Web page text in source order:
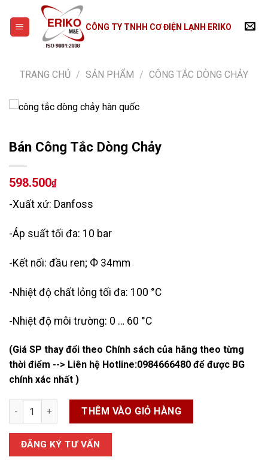
content
CÔNG TY TNHH CƠ ĐIỆN LẠNH ERIKO
TRANG CHỦ / SẢN PHẨM / CÔNG TẮC DÒNG CHẢY
Bán Công Tắc Dòng Chảy
598.500₫
-Xuất xứ: Danfoss
-Áp suất tối đa: 10 bar
-Kết nối: đầu ren; Ф 34mm
-Nhiệt độ chất lỏng tối đa: 100 °C
-Nhiệt độ môi trường: 0 … 60 °C
(Giá SP thay đổi theo Chính sách của hãng theo từng
thời điểm --> Liên hệ Hotline:0984666480 để được BG
chính xác nhất )
Bán Công Tắc Dòng Chảy số lượng
THÊM VÀO GIỎ HÀNG
ĐĂNG KÝ TƯ VẤN